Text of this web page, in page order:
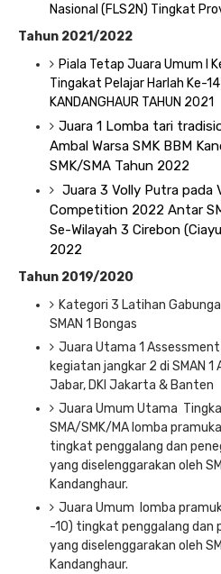
Nasional (FLS2N) Tingkat
Tahun 2021/2022
Piala Tetap Juara Umum I
Tingakat Pelajar Harlah Ke-14
KANDANGHAUR TAHUN 2021
Juara 1 Lomba tari
Ambal Warsa SMK BBM
SMK/SMA Tahun 2022
Juara 3 Volly Putra pada
Competition 2022 Antar
Se-Wilayah 3 Cirebon
2022
Tahun 2019/2020
Kategori 3 Latihan
SMAN 1 Bongas
Juara Utama 1 Assessment
kegiatan jangkar 2 di SMAN
Jabar, DKI Jakarta & Banten
Juara Umum Utama
SMA/SMK/MA lomba
tingkat penggalang dan
yang diselenggarakan oleh
Kandanghaur.
Juara Umum lomba
-10) tingkat penggalang dan
yang diselenggarakan oleh
Kandanghaur.